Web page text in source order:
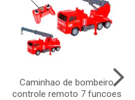
Caminhao de bombeiro
controle remoto 7 funcoes